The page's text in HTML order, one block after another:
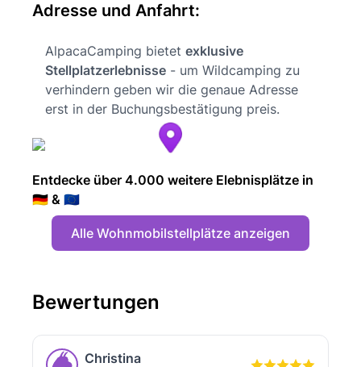
Adresse und Anfahrt:
AlpacaCamping bietet exklusive
Stellplatzerlebnisse - um Wildcamping zu
verhindern geben wir die genaue Adresse
erst in der Buchungsbestätigung preis.
Entdecke über 4.000 weitere Elebnisplätze in
🇩🇪 & 🇪🇺
Alle Wohnmobilstellplätze anzeigen
Bewertungen
Christina